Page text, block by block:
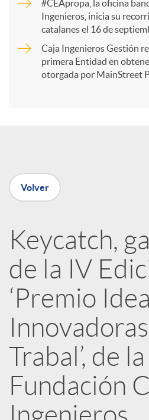
r
t
n
R
e
d
e
s
#CEApropa, la oficina
Ingenieros, inicia su
catalanes el 16 de
Caja Ingenieros Gestión
primera Entidad en
otorgada por MainStreet
Volver
Keycatch,
de la IV
‘Premio
Trabal’, de la
Fundación